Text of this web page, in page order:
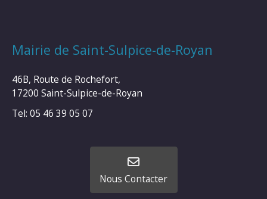
Mairie de Saint-Sulpice-de-Royan
46B, Route de Rochefort,
17200 Saint-Sulpice-de-Royan
Tel: 05 46 39 05 07
Nous Contacter